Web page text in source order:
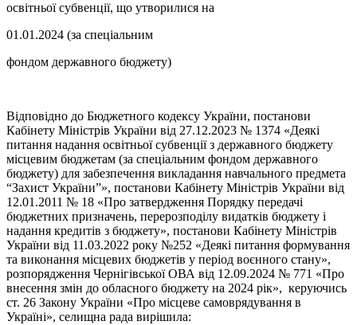
освітньої субвенції, що утворилися на
01.01.2024 (за спеціальним
фондом державного бюджету)
Відповідно до Бюджетного кодексу України, постанови
Кабінету Міністрів України від 27.12.2023 № 1374 «Деякі
питання надання освітньої субвенції з державного бюджету
місцевим бюджетам (за спеціальним фондом державного
бюджету) для забезпечення викладання навчального предмета
“Захист України”», постанови Кабінету Міністрів України від
12.01.2011 № 18 «Про затвердження Порядку передачі
бюджетних призначень, перерозподілу видатків бюджету і
надання кредитів з бюджету», постанови Кабінету Міністрів
України від 11.03.2022 року №252 «Деякі питання формування
та виконання місцевих бюджетів у період воєнного стану»,
розпорядження Чернігівської ОВА від 12.09.2024 № 771 «Про
внесення змін до обласного бюджету на 2024 рік», керуючись
ст. 26 Закону України «Про місцеве самоврядування в
Україні», селищна рада вирішила: